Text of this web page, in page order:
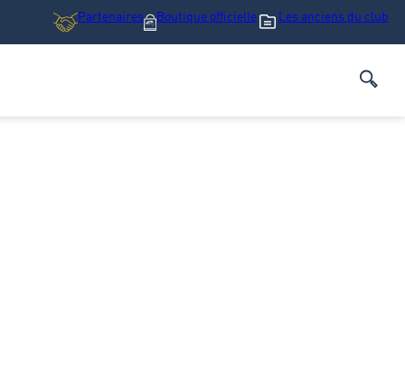
Partenaires Boutique officielle Les anciens du club